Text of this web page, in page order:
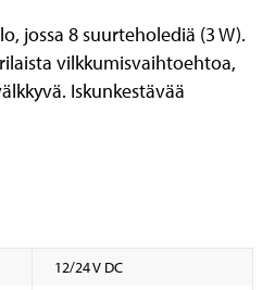
jossa 8 suurteholediä (3 W).
vilkkumisvaihtoehtoa,
Iskunkestävää
12/24 V DC